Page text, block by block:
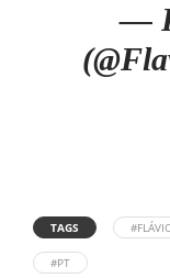
—
TAGS
#PT